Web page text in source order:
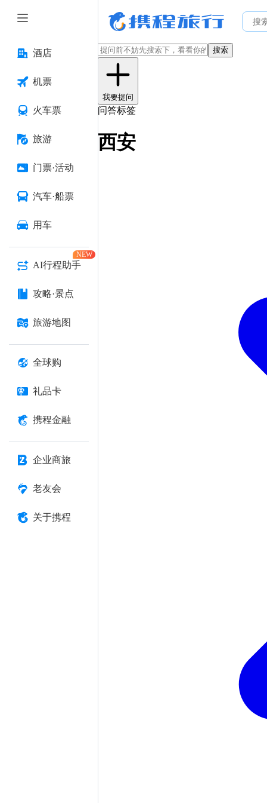
酒店
机票
火车票
旅游
门票·活动
汽车·船票
用车
AI行程助手
NEW
攻略·景点
旅游地图
全球购
礼品卡
携程金融
企业商旅
老友会
关于携程
搜索
我要提问
问答标签
西安